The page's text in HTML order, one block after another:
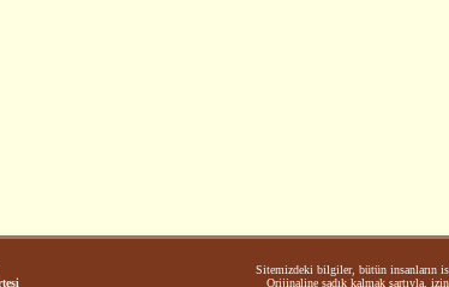
Sitemizdeki bilgiler, bütün insanların
Orijinaline sadık kalmak şartıyla,